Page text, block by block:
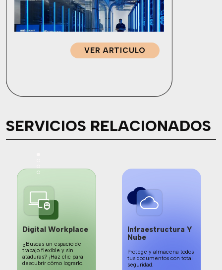
VER ARTICULO
SERVICIOS RELACIONADOS
Digital Workplace
¿Buscas un espacio de
trabajo flexible y sin
ataduras? ¡Haz clic para
descubrir cómo lograrlo.
Infraestructura Y
Nube
Protege y almacena todos
tus documentos con total
seguridad.